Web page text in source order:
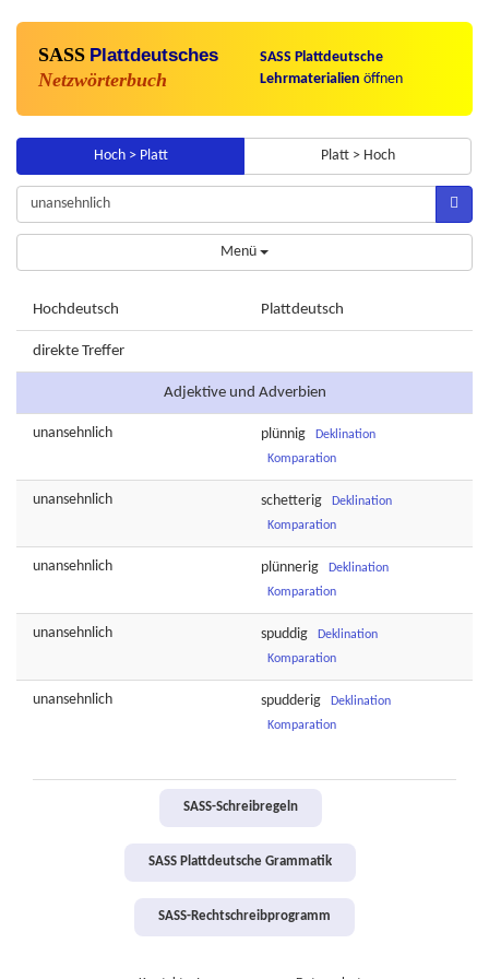
SASS Plattdeutsches
Netzwörterbuch
SASS Plattdeutsche
Lehrmaterialien öffnen
Hoch > Platt Platt > Hoch
Menü
Hochdeutsch Plattdeutsch
direkte Treffer
Adjektive und Adverbien
unansehnlich plünnig
Deklination
Komparation
unansehnlich schetterig
Deklination
Komparation
unansehnlich plünnerig
Deklination
Komparation
unansehnlich spuddig
Deklination
Komparation
unansehnlich spudderig
Deklination
Komparation
SASS-Schreibregeln
SASS Plattdeutsche Grammatik
SASS-Rechtschreibprogramm